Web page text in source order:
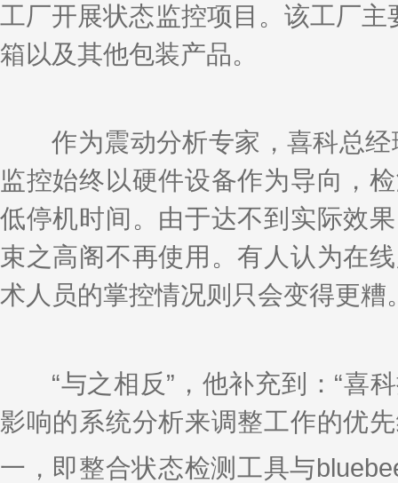
工厂开展状态监控项目。该工厂
箱以及其他包装产品。
作为震动分析专家，喜科总经
监控始终以硬件设备作为导向，
低停机时间。由于达不到实际效
束之高阁不再使用。有人认为在
术人员的掌控情况则只会变得更糟
“与之相反”，他补充到：“喜
影响的系统分析来调整工作的优
一，即整合状态检测工具与